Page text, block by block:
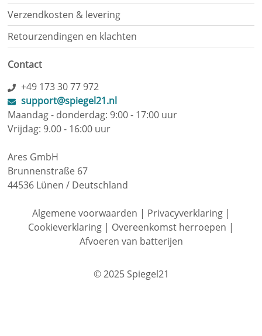
Verzendkosten & levering
Retourzendingen en klachten
Contact
+49 173 30 77 972
support@spiegel21.nl
Maandag - donderdag: 9:00 - 17:00 uur
Vrijdag: 9.00 - 16:00 uur
Ares GmbH
Brunnenstraße 67
44536 Lünen / Deutschland
Algemene voorwaarden | Privacyverklaring|
Cookieverklaring | Overeenkomst herroepen |
Afvoeren van batterijen
© 2025 Spiegel21